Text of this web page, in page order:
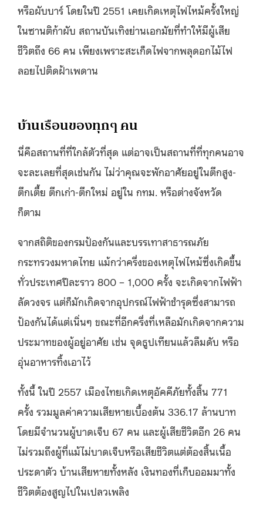
หรือผับบาร์ โดยในปี 2551 เคยเกิดเหตุไฟไหม้ครั้งใหญ่
ในซานติก้าผับ สถานบันเทิงย่านเอกมัยที่ทำให้มีผู้เสีย
ชีวิตถึง 66 คน เพียงเพราะสะเก็ดไฟจากพลุดอกไม้ไฟ
ลอยไปติดฝ้าเพดาน
บ้านเรือนของทุกๆ คน
นี่คือสถานที่ที่ใกล้ตัวที่สุด แต่อาจเป็นสถานที่ที่ทุกคนอาจ
จะละเลยที่สุดเช่นกัน ไม่ว่าคุณจะพักอาศัยอยู่ในตึกสูง-
ตึกเตี้ย ตึกเก่า-ตึกใหม่ อยู่ใน กทม. หรือต่างจังหวัด
ก็ตาม
จากสถิติของกรมป้องกันและบรรเทาสาธารณภัย
กระทรวงมหาดไทย แม้กว่าครึ่งของเหตุไฟไหม้ซึ่งเกิดขึ้น
ทั่วประเทศปีละราว 800 – 1,000 ครั้ง จะเกิดจากไฟฟ้า
ลัดวงจร แต่ก็มักเกิดจากอุปกรณ์ไฟฟ้าชำรุดซึ่งสามารถ
ป้องกันได้แต่เนิ่นๆ ขณะที่อีกครึ่งที่เหลือมักเกิดจากความ
ประมาทของผู้อยู่อาศัย เช่น จุดธูปเทียนแล้วลืมดับ หรือ
อุ่นอาหารทิ้งเอาไว้
ทั้งนี้ ในปี 2557 เมืองไทยเกิดเหตุอัคคีภัยทั้งสิ้น 771
ครั้ง รวมมูลค่าความเสียหายเบื้องต้น 336.17 ล้านบาท
โดยมีจำนวนผู้บาดเจ็บ 67 คน และผู้เสียชีวิตอีก 26 คน
ไม่รวมถึงผู้ที่แม้ไม่บาดเจ็บหรือเสียชีวิตแต่ต้องสิ้นเนื้อ
ประดาตัว บ้านเสียหายทั้งหลัง เงินทองที่เก็บออมมาทั้ง
ชีวิตต้องสูญไปในเปลวเพลิง